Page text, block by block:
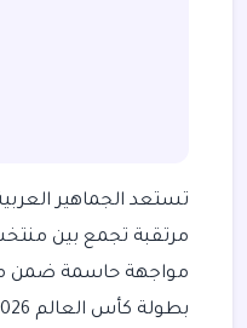
تستعد الجماهير
مرتقبة تجمع بين
مواجهة حاسمة ضمن